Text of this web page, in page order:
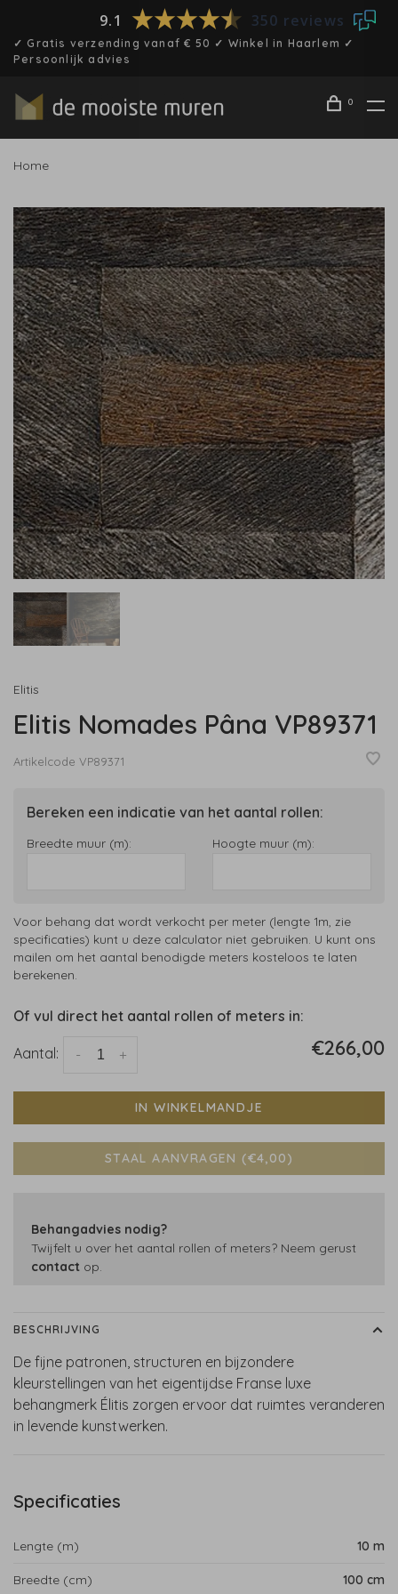
9.1 350 reviews
✓ Gratis verzending vanaf € 50 ✓ Winkel in Haarlem ✓
Persoonlijk advies
0
Home
Elitis
Elitis Nomades Pâna VP89371
Artikelcode VP89371
Bereken een indicatie van het aantal rollen:
Breedte muur (m): Hoogte muur (m):
Voor behang dat wordt verkocht per meter (lengte 1m, zie
specificaties) kunt u deze calculator niet gebruiken. U kunt ons
mailen om het aantal benodigde meters kosteloos te laten
berekenen.
Of vul direct het aantal rollen of meters in:
Aantal: +
- €266,00
IN WINKELMANDJE
STAAL AANVRAGEN (€4,00)
Behangadvies nodig?
Twijfelt u over het aantal rollen of meters? Neem gerust
contact op.
BESCHRIJVING
De fijne patronen, structuren en bijzondere
kleurstellingen van het eigentijdse Franse luxe
behangmerk Élitis zorgen ervoor dat ruimtes veranderen
in levende kunstwerken.
Specificaties
Lengte (m) 10 m
Breedte (cm) 100 cm